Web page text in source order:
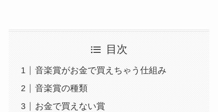
目次
音楽賞がお金で買えちゃう仕組み
音楽賞の種類
お金で買えない賞